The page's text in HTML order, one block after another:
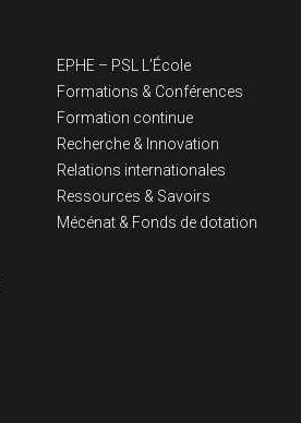
Navigation
EPHE – PSL L’École
Formations & Conférences
Formation continue
Recherche & Innovation
Relations internationales
Ressources & Savoirs
Mécénat & Fonds de dotation